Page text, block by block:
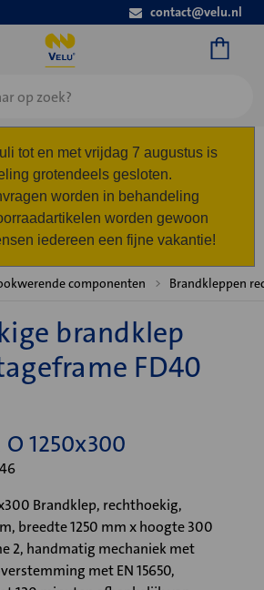
contact@velu.nl
tot en met vrijdag 7 augustus is
grotendeels gesloten.
worden in behandeling
worden gewoon
iedereen een fijne vakantie!
componenten Brandkleppen
brandklep
FD40
O 1250x300
Brandklep, rechthoekig,
breedte 1250 mm x hoogte 300
2, handmatig mechaniek met
met EN 15650,